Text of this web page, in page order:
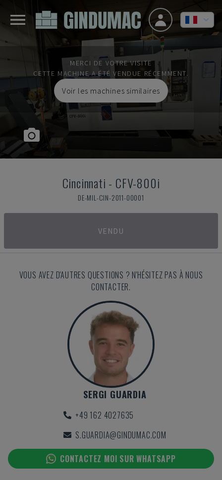
MERCI DE VOTRE VISITE
CETTE MACHINE A ÉTÉ VENDUE RÉCEMMENT.
Voir les machines similaires
Cincinnati - CFV-800i
DE-MIL-CIN-2011-00001
VENDU
VOUS AVEZ D'AUTRES QUESTIONS ? N'HÉSITEZ PAS À NOUS
CONTACTER.
SERGI GUARDIA
+49 162 4027635
S.GUARDIA@GINDUMAC.COM
CONTACTEZ MOI SUR WHATSAPP